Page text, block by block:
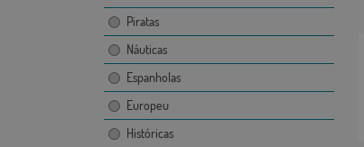
Piratas
Náuticas
Espanholas
Europeu
Históricas